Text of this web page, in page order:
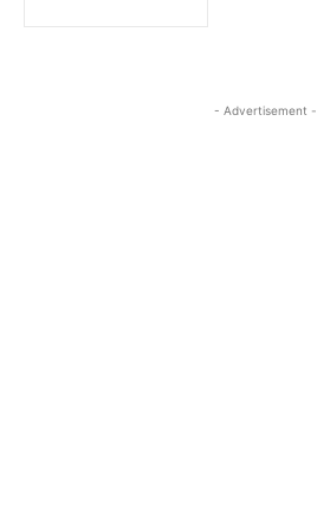
- Advertisement -